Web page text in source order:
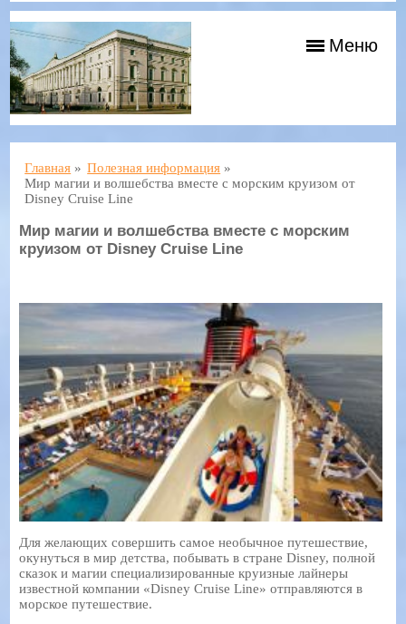
Меню
Главная » Полезная информация »
Мир магии и волшебства вместе с морским круизом от
Disney Cruise Line
Мир магии и волшебства вместе с морским
круизом от Disney Cruise Line
Для желающих совершить самое необычное путешествие,
окунуться в мир детства, побывать в стране Disney, полной
сказок и магии специализированные круизные лайнеры
известной компании «Disney Cruise Line» отправляются в
морское путешествие.